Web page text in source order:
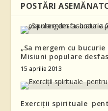
POSTĂRI
„Sa mergem cu
Misiuni populare
15 aprilie 2013
Exerciţii spirituale